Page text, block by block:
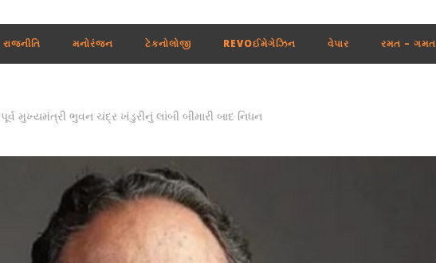
રાજનીતિ મનોરંજન ટેકનોલોજી REVOઈમેગેઝિન વેપાર રમત – ગમત
પૂર્વ મુખ્યમંત્રી ભુવન ચંદ્ર ખંડુરીનું લાંબી બીમારી બાદ નિધન